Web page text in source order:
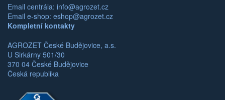
Email centrála: info@agrozet.cz
Email e-shop: eshop@agrozet.cz
Kompletní kontakty
AGROZET České Budějovice, a.s.
U Sirkárny 501/30
370 04 České Budějovice
Česká republika